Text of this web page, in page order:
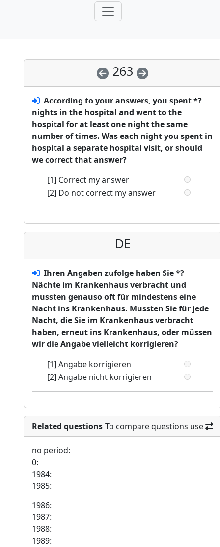
263
According to your answers, you spent *?
nights in the hospital and went to the
hospital for at least one night the same
number of times. Was each night you spent in
hospital a separate hospital visit, or should
we correct that answer?
[1] Correct my answer
[2] Do not correct my answer
DE
Ihren Angaben zufolge haben Sie *?
Nächte im Krankenhaus verbracht und
mussten genauso oft für mindestens eine
Nacht ins Krankenhaus. Mussten Sie für jede
Nacht, die Sie im Krankenhaus verbracht
haben, erneut ins Krankenhaus, oder müssen
wir die Angabe vielleicht korrigieren?
[1] Angabe korrigieren
[2] Angabe nicht korrigieren
Related questions To compare questions use
no period:
0:
1984:
1985:
1986:
1987:
1988:
1989: